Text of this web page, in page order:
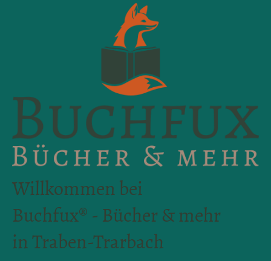
Willkommen bei
Buchfux® - Bücher & mehr
in Traben-Trarbach